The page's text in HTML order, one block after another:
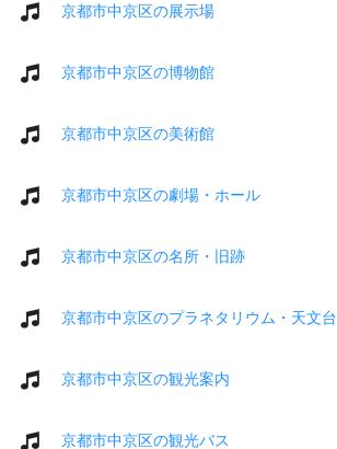
京都市中京区の展示場
京都市中京区の博物館
京都市中京区の美術館
京都市中京区の劇場・ホール
京都市中京区の名所・旧跡
京都市中京区のプラネタリウム・天文台
京都市中京区の観光案内
京都市中京区の観光バス